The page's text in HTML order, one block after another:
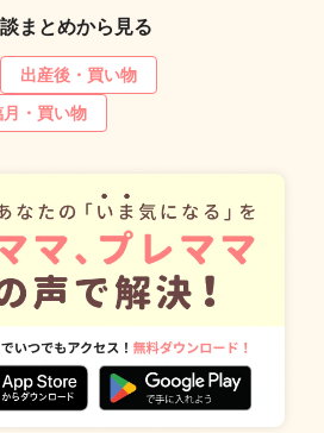
まとめから見る
出産後・買い物
月・買い物